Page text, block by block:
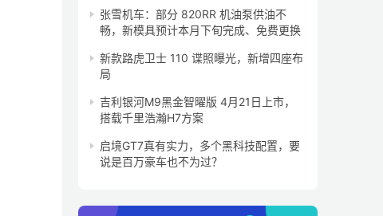
张雪机车：部分 820RR 机油泵供油不
畅，新模具预计本月下旬完成、免费更换
新款路虎卫士 110 谍照曝光，新增四座布
局
吉利银河M9黑金智曜版 4月21日上市，
搭载千里浩瀚H7方案
启境GT7真有实力，多个黑科技配置，要
说是百万豪车也不为过？